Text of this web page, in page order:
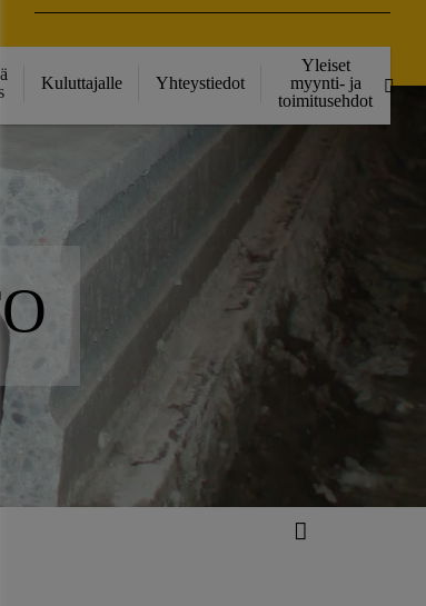
Kuluttajalle Yhteystiedot
Yleiset
myynti- ja
toimitusehdot